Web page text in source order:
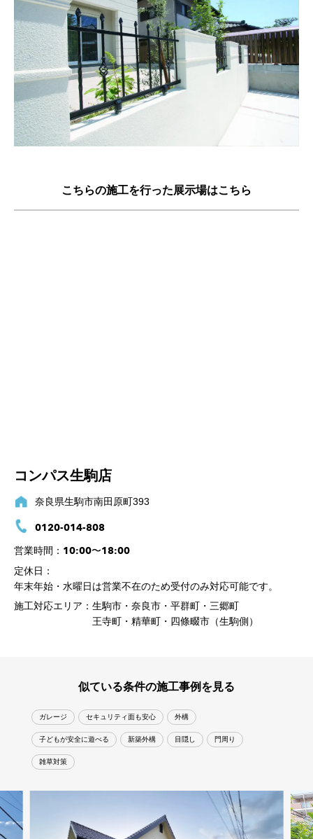
こちらの施工を行った展示場はこちら
コンパス生駒店
奈良県生駒市南田原町393
0120-014-808
営業時間： 10:00〜18:00
定休日：
年末年始・水曜日は営業不在のため受付のみ対応可能です。
施工対応エリア： 生駒市・奈良市・平群町・三郷町
王寺町・精華町・四條畷市（生駒側）
似ている条件の施工事例を見る
ガレージ セキュリティ面も安心 外構
子どもが安全に遊べる 新築外構 目隠し 門周り
雑草対策